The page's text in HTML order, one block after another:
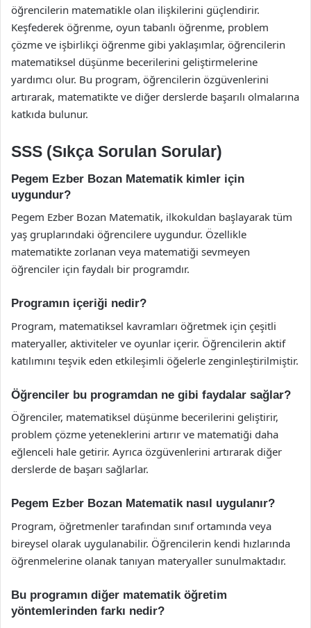
öğrencilerin matematikle olan ilişkilerini güçlendirir.
Keşfederek öğrenme, oyun tabanlı öğrenme, problem
çözme ve işbirlikçi öğrenme gibi yaklaşımlar, öğrencilerin
matematiksel düşünme becerilerini geliştirmelerine
yardımcı olur. Bu program, öğrencilerin özgüvenlerini
artırarak, matematikte ve diğer derslerde başarılı olmalarına
katkıda bulunur.
SSS (Sıkça Sorulan Sorular)
Pegem Ezber Bozan Matematik kimler için
uygundur?
Pegem Ezber Bozan Matematik, ilkokuldan başlayarak tüm
yaş gruplarındaki öğrencilere uygundur. Özellikle
matematikte zorlanan veya matematiği sevmeyen
öğrenciler için faydalı bir programdır.
Programın içeriği nedir?
Program, matematiksel kavramları öğretmek için çeşitli
materyaller, aktiviteler ve oyunlar içerir. Öğrencilerin aktif
katılımını teşvik eden etkileşimli öğelerle zenginleştirilmiştir.
Öğrenciler bu programdan ne gibi faydalar sağlar?
Öğrenciler, matematiksel düşünme becerilerini geliştirir,
problem çözme yeteneklerini artırır ve matematiği daha
eğlenceli hale getirir. Ayrıca özgüvenlerini artırarak diğer
derslerde de başarı sağlarlar.
Pegem Ezber Bozan Matematik nasıl uygulanır?
Program, öğretmenler tarafından sınıf ortamında veya
bireysel olarak uygulanabilir. Öğrencilerin kendi hızlarında
öğrenmelerine olanak tanıyan materyaller sunulmaktadır.
Bu programın diğer matematik öğretim
yöntemlerinden farkı nedir?